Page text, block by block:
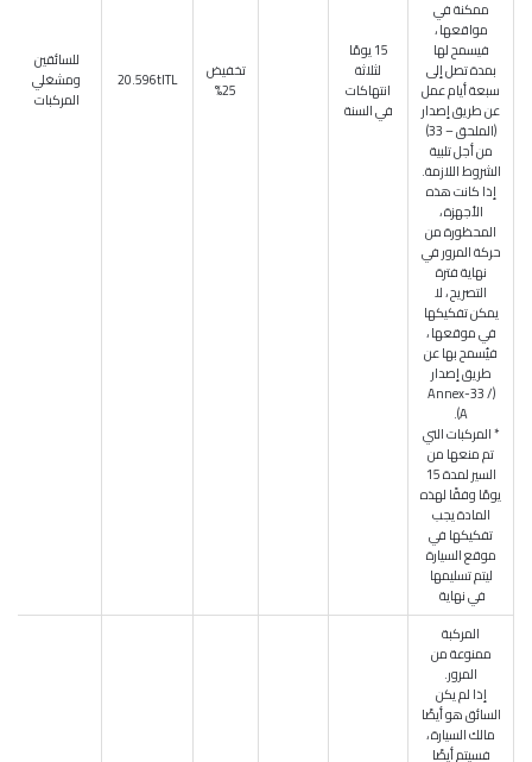
ممكنة في
مواقعها ،
فيسمح لها
بمدة تصل إلى
سبعة أيام عمل
عن طريق إصدار
(الملحق – 33)
من أجل تلبية
الشروط اللازمة.
إذا كانت هذه
الأجهزة ،
المحظورة من
حركة المرور في
نهاية فترة
التصريح ، لا
يمكن تفكيكها
في موقعها ،
فيُسمح بها عن
طريق إصدار
(Annex-33 /
A).
* المركبات التي
تم منعها من
السير لمدة 15
يومًا وفقًا لهذه
المادة يجب
تفكيكها في
موقع السيارة
ليتم تسليمها
في نهاية
15 يومًا
لثلاثة
انتهاكات
في السنة
تخفيض
25%
20.596tlTL
للسائقين
ومشغلي
المركبات
المركبة
ممنوعة من
المرور.
إذا لم يكن
السائق هو أيضًا
مالك السيارة ،
فسيتم أيضًا